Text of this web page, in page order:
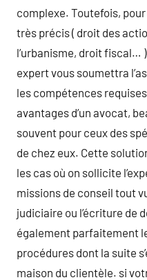
complexe. Toutefois,
très précis ( droit des
l’urbanisme, droit fiscal…
expert vous soumettra
les compétences
avantages d’un avocat,
souvent pour ceux des
de chez eux. Cette
les cas où on sollicite
missions de conseil tout
judiciaire ou l’écriture de
également parfaitement
procédures dont la suite
maison du clientèle. si